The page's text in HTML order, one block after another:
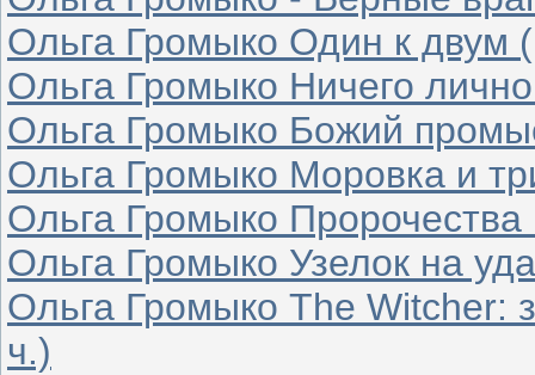
Ольга Громыко Один к двум
Ольга Громыко Ничего
Ольга Громыко Божий
Ольга Громыко Моровка и
Ольга Громыко
Ольга Громыко Узелок на
Ольга Громыко The Witcher:
ч.)